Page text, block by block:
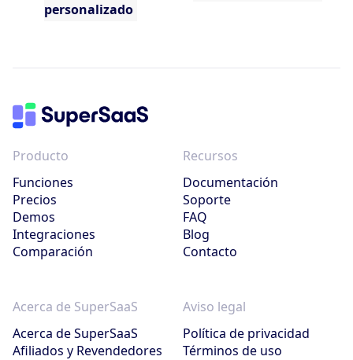
personalizado
Producto
Funciones
Precios
Demos
Integraciones
Comparación
Recursos
Documentación
Soporte
FAQ
Blog
Contacto
Acerca de SuperSaaS
Acerca de SuperSaaS
Afiliados y Revendedores
Aviso legal
Política de privacidad
Términos de uso